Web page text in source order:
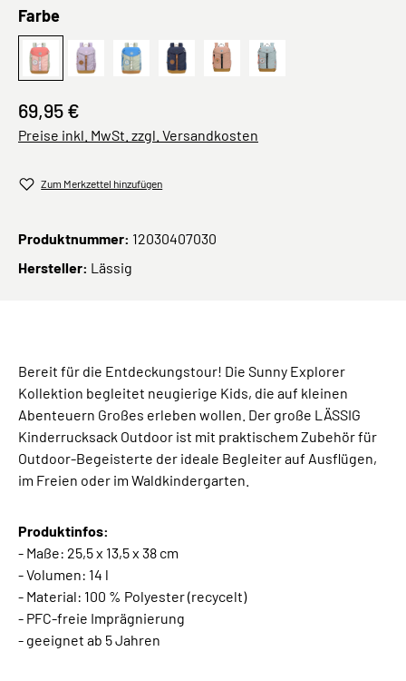
Farbeauswählen
Sunny Explorer, Rosa Pink
lilac 14 L Sunny Explorer, Grün Blau
Big Outdoor Backpack Little Gang
Braun Wanderrucksack
69,95 €
Preise inkl. MwSt. zzgl. Versandkosten
Zum Merkzettel hinzufügen
Produktnummer: 12030407030
Hersteller: Lässig
Bereit für die Entdeckungstour! Die Sunny Explorer
Kollektion begleitet neugierige Kids, die auf kleinen
Abenteuern Großes erleben wollen. Der große LÄSSIG
Kinderrucksack Outdoor ist mit praktischem Zubehör für
Outdoor-Begeisterte der ideale Begleiter auf Ausflügen,
im Freien oder im Waldkindergarten.
Produktinfos:
- Maße: 25,5 x 13,5 x 38 cm
- Volumen: 14 l
- Material: 100 % Polyester (recycelt)
- PFC-freie Imprägnierung
- geeignet ab 5 Jahren